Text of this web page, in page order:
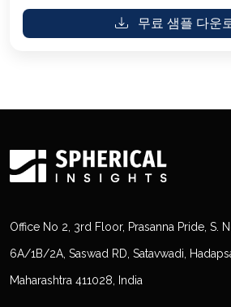
무료 샘플 다운
Office No 2, 3rd Floor, Prasanna Pride, S.
6A/1B/2A, Saswad RD, Satavwadi,
Maharashtra 411028, India